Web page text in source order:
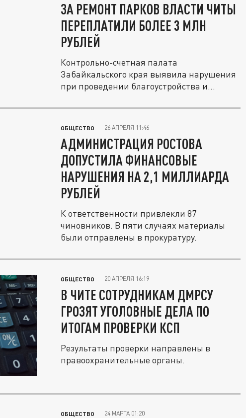
ЗА РЕМОНТ ПАРКОВ ВЛАСТИ ЧИТЫ
ПЕРЕПЛАТИЛИ БОЛЕЕ 3 МЛН
РУБЛЕЙ
Контрольно-счетная палата
Забайкальского края выявила нарушения
при проведении благоустройства и
ОБЩЕСТВО 26 АПРЕЛЯ 11:46
АДМИНИСТРАЦИЯ РОСТОВА
ДОПУСТИЛА ФИНАНСОВЫЕ
НАРУШЕНИЯ НА 2,1 МИЛЛИАРДА
РУБЛЕЙ
К ответственности привлекли 87
чиновников. В пяти случаях материалы
были отправлены в прокуратуру.
ОБЩЕСТВО 20 АПРЕЛЯ 16:19
В ЧИТЕ СОТРУДНИКАМ ДМРСУ
ГРОЗЯТ УГОЛОВНЫЕ ДЕЛА ПО
ИТОГАМ ПРОВЕРКИ КСП
Результаты проверки направлены в
правоохранительные органы.
ОБЩЕСТВО 24 МАРТА 01:20